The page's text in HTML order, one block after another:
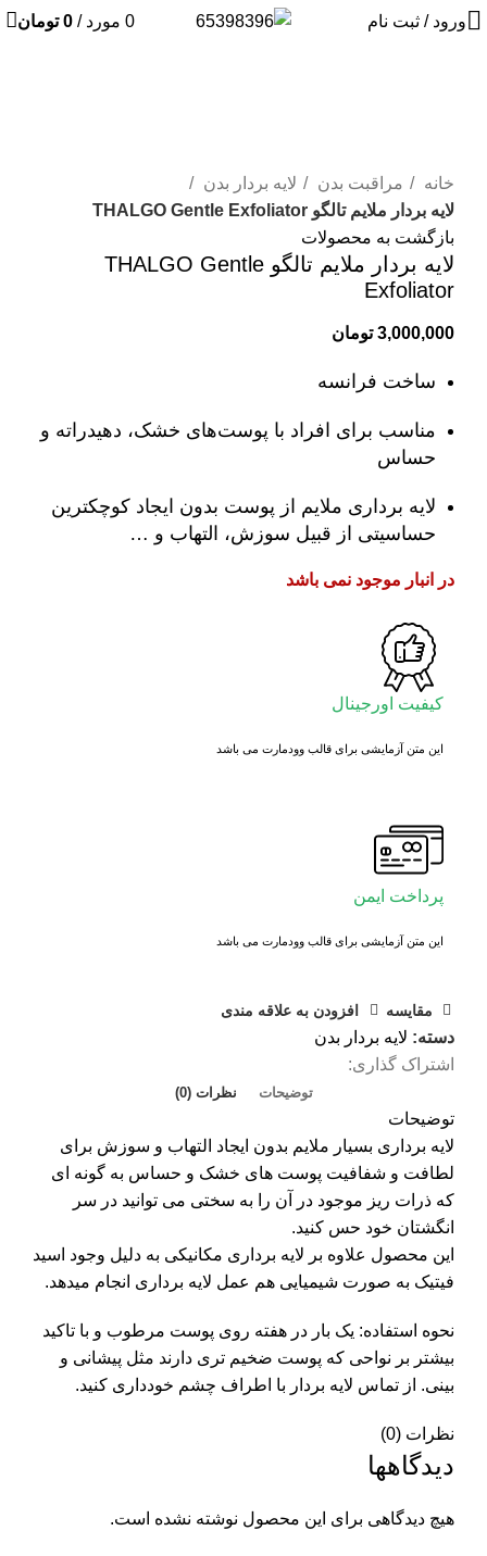
ورود / ثبت نام 0 مورد /
0 تومان
خانه
مراقبت بدن
لایه بردار بدن
لایه بردار ملایم تالگو THALGO Gentle Exfoliator
بازگشت به محصولات
لایه بردار ملایم تالگو THALGO Gentle
Exfoliator
3,000,000 تومان
ساخت فرانسه
مناسب برای افراد با پوست‌های خشک، دهیدراته و
حساس
لایه برداری ملایم از پوست بدون ایجاد کوچکترین
حساسیتی از قبیل سوزش، التهاب و …
در انبار موجود نمی باشد
کیفیت اورجینال
این متن آزمایشی برای قالب وودمارت می باشد
پرداخت ایمن
این متن آزمایشی برای قالب وودمارت می باشد
مقايسه افزودن به علاقه مندی
دسته: لایه بردار بدن
اشتراک گذاری:
توضیحات نظرات (0)
توضیحات
لایه برداری بسیار ملایم بدون ایجاد التهاب و سوزش برای
لطافت و شفافیت پوست های خشک و حساس به گونه ای
که ذرات ریز موجود در آن را به سختی می توانید در سر
انگشتان خود حس کنید.
این محصول علاوه بر لایه برداری مکانیکی به دلیل وجود اسید
فیتیک به صورت شیمیایی هم عمل لایه برداری انجام میدهد.
نحوه استفاده: یک بار در هفته روی پوست مرطوب و با تاکید
بیشتر بر نواحی که پوست ضخیم تری دارند مثل پیشانی و
بینی. از تماس لایه بردار با اطراف چشم خودداری کنید.
نظرات (0)
دیدگاهها
هیچ دیدگاهی برای این محصول نوشته نشده است.